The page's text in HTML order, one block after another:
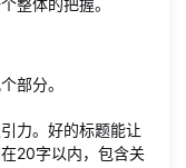
整体的把握。
部分。
力。好的标题能让
20字以内，包含关